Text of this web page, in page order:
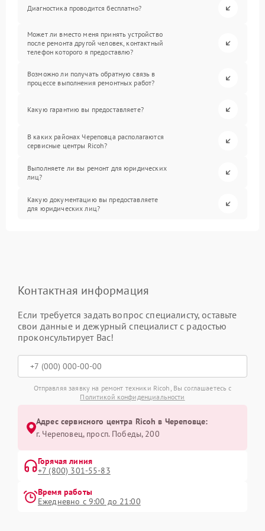
Диагностика проводится бесплатно?
Может ли вместо меня принять устройство
после ремонта другой человек, контактный
телефон которого я предоставлю?
Возможно ли получать обратную связь в
процессе выполнения ремонтных работ?
Какую гарантию вы предоставляете?
В каких районах Череповца располагаются
сервисные центры Ricoh?
Выполняете ли вы ремонт для юридических
лиц?
Какую документацию вы предоставляете
для юридических лиц?
Контактная информация
Если требуется задать вопрос специалисту, оставьте
свои данные и дежурный специалист с радостью
проконсультирует Вас!
Отправляя заявку на ремонт техники Ricoh, Вы соглашаетесь с
Политикой конфиденциальности
Адрес сервисного центра Ricoh в Череповце:
г. Череповец, просп. Победы, 200
Горячая линия
+7 (800) 301-55-83
Время работы
Ежедневно с 9:00 до 21:00